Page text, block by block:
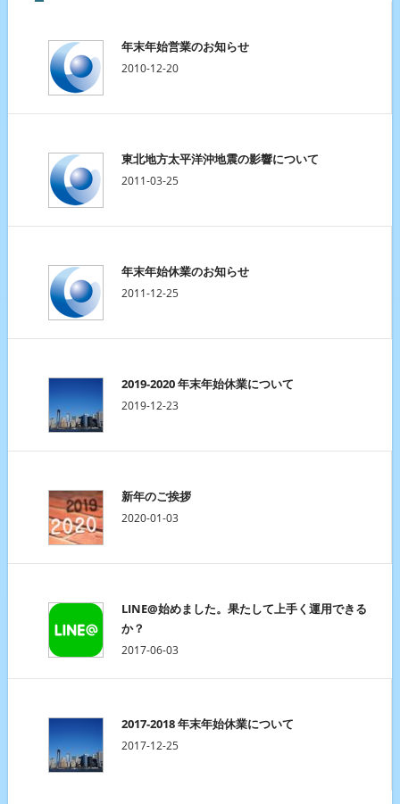
年末年始営業のお知らせ
2010-12-20
東北地方太平洋沖地震の影響について
2011-03-25
年末年始休業のお知らせ
2011-12-25
2019-2020 年末年始休業について
2019-12-23
新年のご挨拶
2020-01-03
LINE@始めました。果たして上手く運用できる
か？
2017-06-03
2017-2018 年末年始休業について
2017-12-25